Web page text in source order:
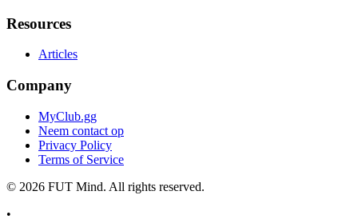
Resources
Articles
Company
MyClub.gg
Neem contact op
Privacy Policy
Terms of Service
© 2026 FUT Mind. All rights reserved.
•